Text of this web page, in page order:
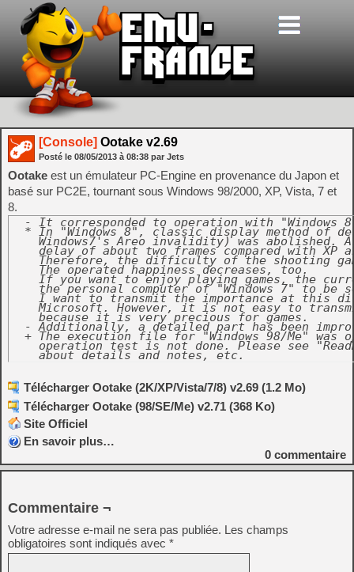
[Console] Ootake v2.69
Posté le 08/05/2013 à 08:38 par Jets
Ootake est un émulateur PC-Engine en provenance du Japon et
basé sur PC2E, tournant sous Windows 98/2000, XP, Vista, 7 et
8.
- It corresponded to operation with "Windows
* In "Windows 8", classic display method of
Windows7's Areo invalidity) was abolished.
delay of about two frames compared with XP
Therefore, the difficulty of the shooting
    The operated happiness decreases, too.
If you want to enjoy playing games, the
the personal computer of "Windows 7" to be
I want to transmit the importance at this
Microsoft. However, it is not easy to
    because it is very precious for games.
- Additionally, a detailed part has been
+ The execution file for "Windows 98/Me" was
operation test is not done. Please see
    about details and notes, etc.
Télécharger Ootake (2K/XP/Vista/7/8) v2.69 (1.2 Mo)
Télécharger Ootake (98/SE/Me) v2.71 (368 Ko)
Site Officiel
En savoir plus…
0 commentaire
Commentaire ¬
Votre adresse e-mail ne sera pas publiée. Les champs
obligatoires sont indiqués avec *